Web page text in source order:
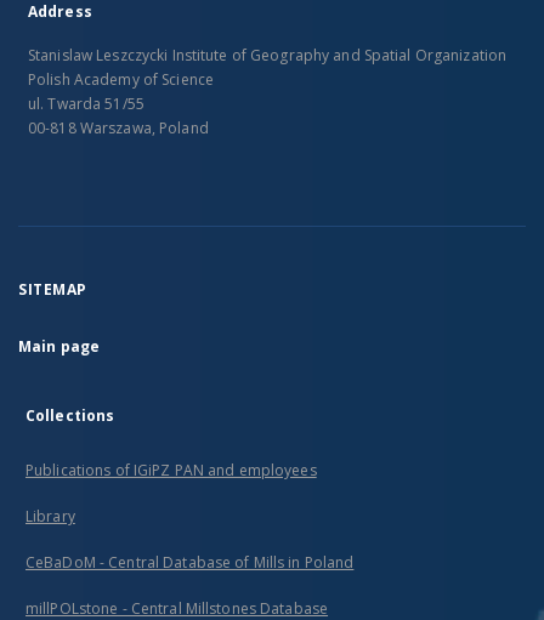
Address
Stanislaw Leszczycki Institute of Geography and Spatial Organization
Polish Academy of Science
ul. Twarda 51/55
00-818 Warszawa, Poland
SITEMAP
Main page
Collections
Publications of IGiPZ PAN and employees
Library
CeBaDoM - Central Database of Mills in Poland
millPOLstone - Central Millstones Database